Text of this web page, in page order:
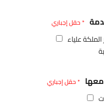
* حقل إجباري
علياء
* حقل إجباري